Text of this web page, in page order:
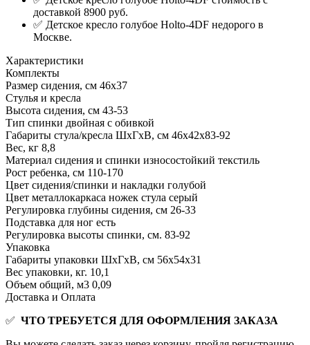
доставкой 8900 руб.
✅ Детское кресло голубое Holto-4DF недорого в
Москве.
Характеристики
Комплекты
Размер сидения, см 46х37
Стулья и кресла
Высота сидения, см 43-53
Тип спинки двойная с обивкой
Габариты стула/кресла ШхГхВ, см 46х42х83-92
Вес, кг 8,8
Материал сидения и спинки износостойкий текстиль
Рост ребенка, см 110-170
Цвет сидения/спинки и накладки голубой
Цвет металлокаркаса ножек стула серый
Регулировка глубины сидения, см 26-33
Подставка для ног есть
Регулировка высоты спинки, см. 83-92
Упаковка
Габариты упаковки ШхГхВ, см 56х54х31
Вес упаковки, кг. 10,1
Объем общий, м3 0,09
Доставка и Оплата
✅ ЧТО ТРЕБУЕТСЯ ДЛЯ ОФОРМЛЕНИЯ ЗАКАЗА